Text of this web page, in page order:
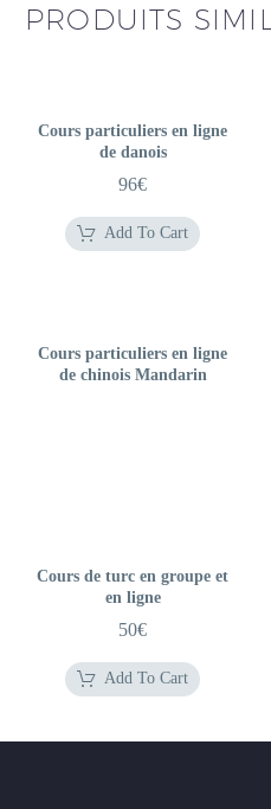
PRODUITS
Cours particuliers en ligne
de danois
96€
Add To Cart
Cours particuliers en ligne
de chinois Mandarin
Cours de turc en groupe et
en ligne
50€
Add To Cart